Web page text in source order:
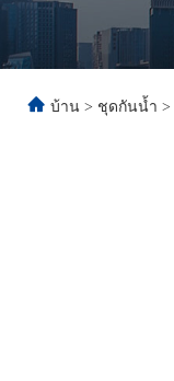
บ้าน > ชุดกันน้ำ >